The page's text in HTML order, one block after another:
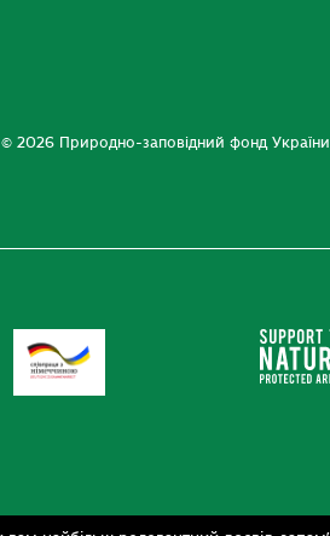
© 2026 Природно-заповідний фонд України